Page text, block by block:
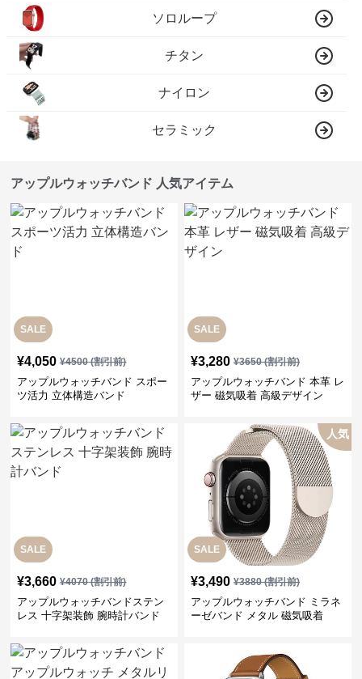
ソロループ
チタン
ナイロン
セラミック
アップルウォッチバンド 人気アイテム
SALE
¥4,050 ¥4500(割引前)
アップルウォッチバンド スポー
ツ活力 立体構造バンド
SALE
¥3,280 ¥3650(割引前)
アップルウォッチバンド 本革 レ
ザー 磁気吸着 高級デザイン
SALE
¥3,660 ¥4070(割引前)
アップルウォッチバンドステン
レス 十字架装飾 腕時計バンド
SALE
人気
¥3,490 ¥3880(割引前)
アップルウォッチバンド ミラネ
ーゼバンド メタル 磁気吸着